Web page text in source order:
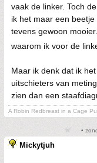
vaak de linker. Toch
ik het maar een
tevens gewoon
waarom ik voor de
Maar ik denk dat ik
uitschieters van
zien dan een
A Robin Redbreast in a Cage
•
Mickytjuh